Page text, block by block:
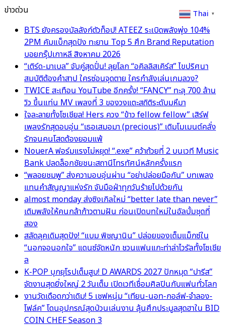
ข่าวด่วน
BTS ยังครองบัลลังก์ตัวท็อป! ATEEZ ระเบิดพลังพุ่ง 104%
2PM คัมแบ็กสุดปัง ทะยาน Top 5 ศึก Brand Reputation
บอยกรุ๊ปเกาหลี สิงหาคม 2026
“เติร์ด-มาเบล” จับคู่สุดปั่น! ลุยโลก “อคิลลิสเคิร์ส” ไขปริศนา
สมบัติต้องคำสาป ใครซ่อนจุดตาย ใครกำลังเล่นเกมลวง?
TWICE สะเทือน YouTube อีกครั้ง! “FANCY” ทะลุ 700 ล้าน
วิว ขึ้นแท่น MV เพลงที่ 3 ของวงแตะสถิติระดับมหึมา
ใจละลายทั้งโซเชียล! Hers ควง “ข้าว fellow fellow” เสิร์ฟ
เพลงรักสุดอบอุ่น “เธอเสมอมา (precious)” เติมโมเมนต์คลั่ง
รักจนคนโสดต้องยอมแพ้
NouerA ฟอร์มแรงไม่หยุด! “.exe” คว้าถ้วยที่ 2 บนเวที Music
Bank ปลดล็อกชัยชนะสถานีโทรทัศน์หลักครั้งแรก
“พลอยชมพู” ส่งความอบอุ่นผ่าน “อย่าปล่อยมือกัน” บทเพลง
แทนคำสัญญาแห่งรัก จับมือฝ่าทุกวันร้ายไปด้วยกัน
almost monday ส่งซิงเกิลใหม่ “better late than never”
เติมพลังให้คนกล้าก้าวตามฝัน ก่อนเปิดบทใหม่ในอัลบั้มชุดที่
สอง
สลัดลุคเดิมสุดปัง! “แบม พิชญานิน” ปล่อยของเต็มแม็กซ์ใน
“นอกจอนอกใจ” แดนซ์จัดหนัก ชวนแฟนแกะท่าล่าไวรัลทั้งโซเชีย
ล
K-POP บุกยุโรปเต็มสูบ! D AWARDS 2027 ปักหมุด “ปารีส”
จัดงานสุดยิ่งใหญ่ 2 วันเต็ม เปิดเวทีเชื่อมศิลปินกับแฟนทั่วโลก
งานวัดเดือดกว่าเดิม! 5 เชฟหนุ่ม “เทียน-นอท-กอล์ฟ-จำลอง-
โฟล์ค” โดนอุปกรณ์สุดป่วนเล่นงาน ลุ้นศึกประมูลสุดฮาใน BID
COIN CHEF Season 3
Thai ▼